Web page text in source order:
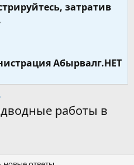
затратив
Абырвалг.НЕТ
работы в